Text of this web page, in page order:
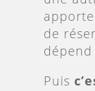
de
Puis